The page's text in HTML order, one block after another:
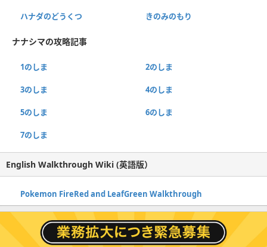
ハナダのどうくつ きのみのもり
ナナシマの攻略記事
1のしま 2のしま
3のしま 4のしま
5のしま 6のしま
7のしま
English Walkthrough Wiki (英語版）
Pokemon FireRed and LeafGreen Walkthrough